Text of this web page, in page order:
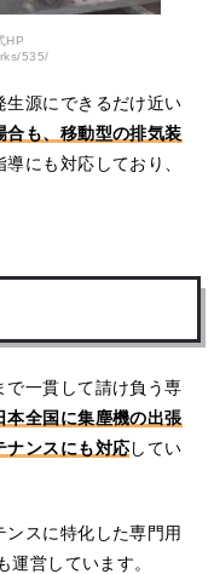
HP
535/
生源にできるだけ近い
合も、移動型の排気装
にも対応しており、
で一貫して請け負う専
本全国に集塵機の出張
ナンスにも対応してい
ンスに特化した専門用
営しています。